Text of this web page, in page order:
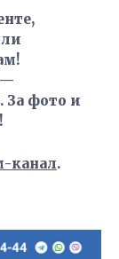
—
За фото и
канал.